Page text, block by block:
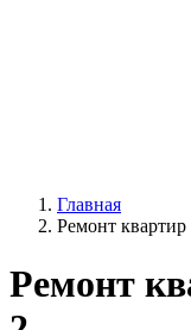
Главная
Ремонт
Ремонт